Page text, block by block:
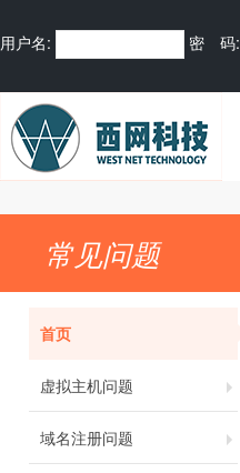
用户名: 密 码:
常见问题
首页
虚拟主机问题
域名注册问题